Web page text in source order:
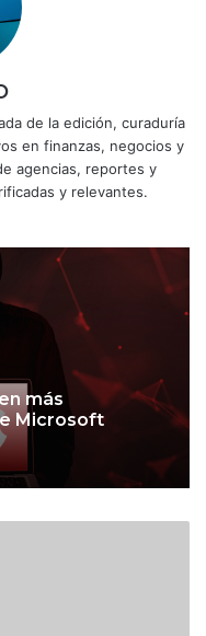
de la edición, curaduría
en finanzas, negocios y
agencias, reportes y
y relevantes.
más
Microsoft